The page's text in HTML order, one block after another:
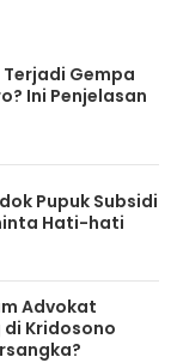
Terjadi Gempa
Ini Penjelasan
Pupuk Subsidi
Hati-hati
Advokat
di Kridosono